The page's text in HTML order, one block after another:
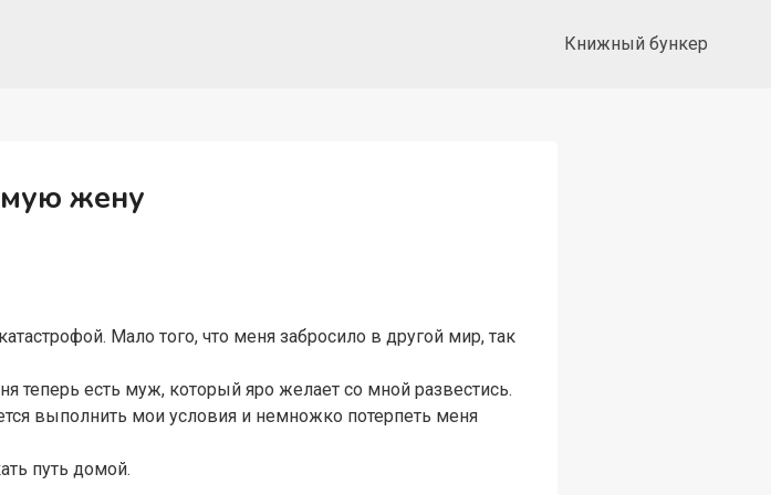
Книжный бункер
жену
Мало того, что меня забросило в другой мир, так
теперь есть муж, который яро желает со мной развестись.
выполнить мои условия и немножко потерпеть меня
путь домой.